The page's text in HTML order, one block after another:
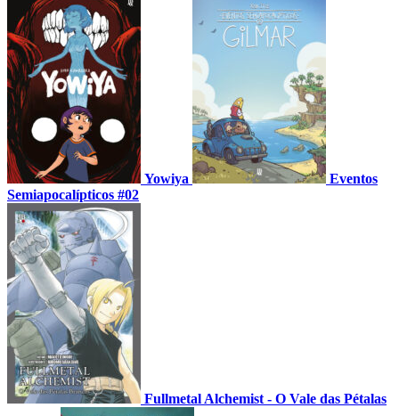
Yowiya
Eventos
Semiapocalípticos #02
Fullmetal Alchemist - O Vale das Pétalas